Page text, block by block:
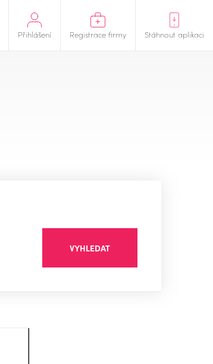
Přihlášení Registrace firmy Stáhnout aplikaci
VYHLEDAT